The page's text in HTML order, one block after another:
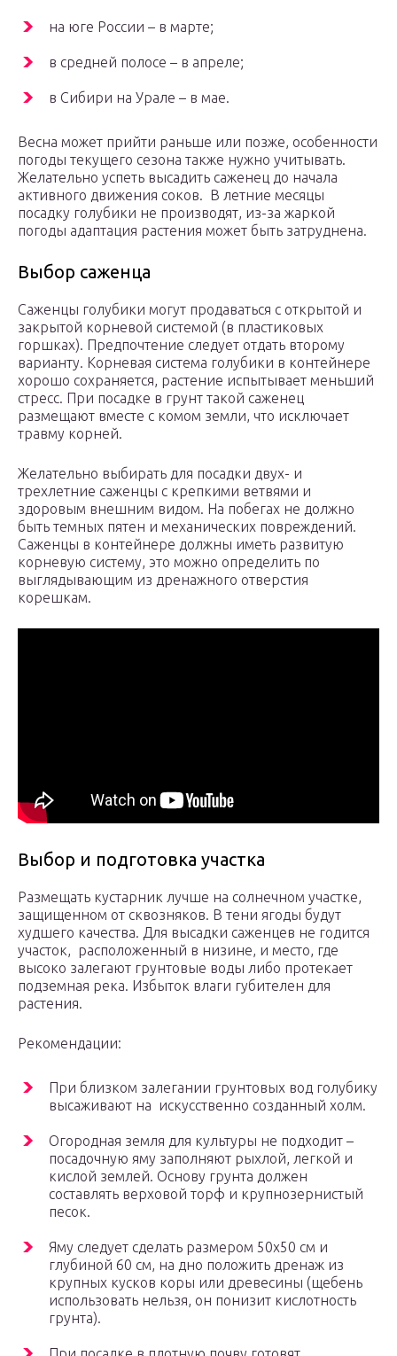
на юге России – в марте;
в средней полосе – в апреле;
в Сибири на Урале – в мае.
Весна может прийти раньше или позже, особенности
погоды текущего сезона также нужно учитывать.
Желательно успеть высадить саженец до начала
активного движения соков. В летние месяцы
посадку голубики не производят, из-за жаркой
погоды адаптация растения может быть затруднена.
Выбор саженца
Саженцы голубики могут продаваться с открытой и
закрытой корневой системой (в пластиковых
горшках). Предпочтение следует отдать второму
варианту. Корневая система голубики в контейнере
хорошо сохраняется, растение испытывает меньший
стресс. При посадке в грунт такой саженец
размещают вместе с комом земли, что исключает
травму корней.
Желательно выбирать для посадки двух- и
трехлетние саженцы с крепкими ветвями и
здоровым внешним видом. На побегах не должно
быть темных пятен и механических повреждений.
Саженцы в контейнере должны иметь развитую
корневую систему, это можно определить по
выглядывающим из дренажного отверстия
корешкам.
Выбор и подготовка участка
Размещать кустарник лучше на солнечном участке,
защищенном от сквозняков. В тени ягоды будут
худшего качества. Для высадки саженцев не годится
участок, расположенный в низине, и место, где
высоко залегают грунтовые воды либо протекает
подземная река. Избыток влаги губителен для
растения.
Рекомендации:
При близком залегании грунтовых вод голубику
высаживают на искусственно созданный холм.
Огородная земля для культуры не подходит –
посадочную яму заполняют рыхлой, легкой и
кислой землей. Основу грунта должен
составлять верховой торф и крупнозернистый
песок.
Яму следует сделать размером 50х50 см и
глубиной 60 см, на дно положить дренаж из
крупных кусков коры или древесины (щебень
использовать нельзя, он понизит кислотность
грунта).